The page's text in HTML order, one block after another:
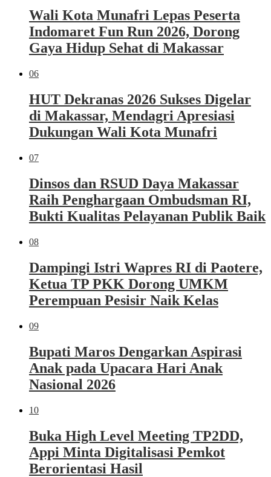
Wali Kota Munafri Lepas Peserta
Indomaret Fun Run 2026, Dorong
Gaya Hidup Sehat di Makassar
06
HUT Dekranas 2026 Sukses Digelar
di Makassar, Mendagri Apresiasi
Dukungan Wali Kota Munafri
07
Dinsos dan RSUD Daya Makassar
Raih Penghargaan Ombudsman RI,
Bukti Kualitas Pelayanan Publik Baik
08
Dampingi Istri Wapres RI di Paotere,
Ketua TP PKK Dorong UMKM
Perempuan Pesisir Naik Kelas
09
Bupati Maros Dengarkan Aspirasi
Anak pada Upacara Hari Anak
Nasional 2026
10
Buka High Level Meeting TP2DD,
Appi Minta Digitalisasi Pemkot
Berorientasi Hasil